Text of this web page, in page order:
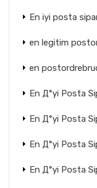
En iyi posta
en legitim
en
En Д°yi Posta
En Д°yi Posta
En Д°yi Posta
En Д°yi Posta